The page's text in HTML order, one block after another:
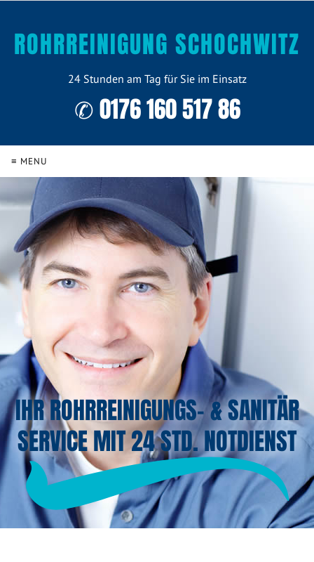
ROHRREINIGUNG SCHOCHWITZ
24 Stunden am Tag für Sie im Einsatz
✆ 0176 160 517 86
≡ MENU
IHR ROHRREINIGUNGS- & SANITÄR
SERVICE MIT 24 STD. NOTDIENST